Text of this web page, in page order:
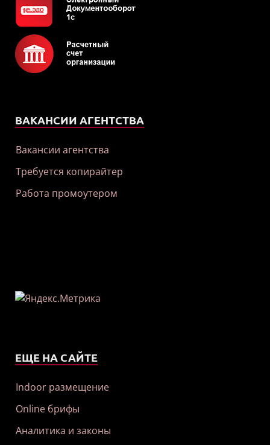
ВАКАНСИИ АГЕНТСТВА
Вакансии агентства
Требуется копирайтер
Работа промоутером
ЕЩЕ НА САЙТЕ
Indoor размещение
Online брифы
Аналитика и законы